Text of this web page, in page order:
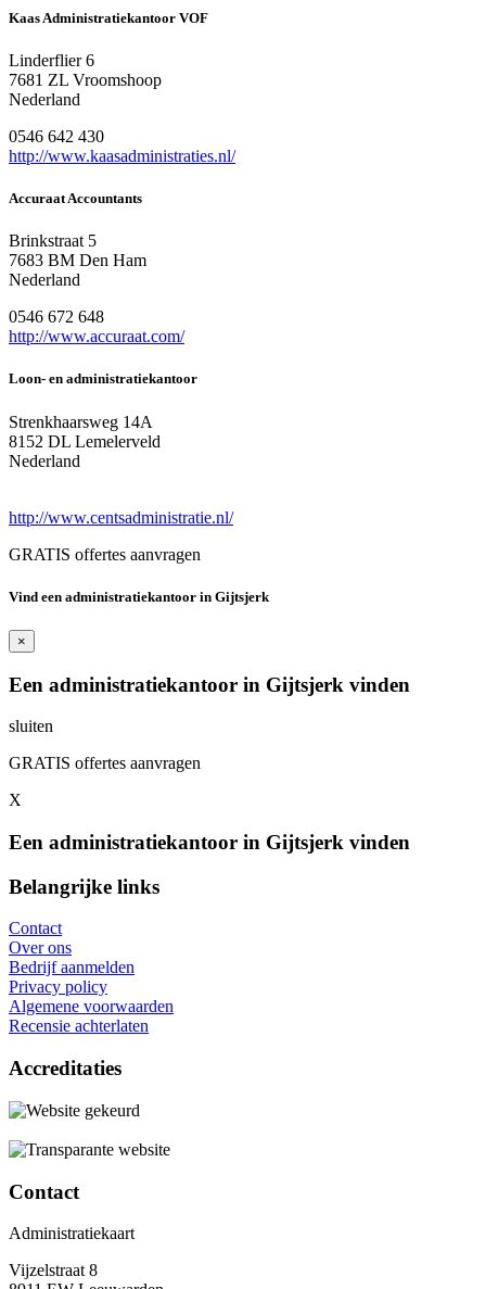
Kaas Administratiekantoor VOF
Linderflier 6
7681 ZL Vroomshoop
Nederland
0546 642 430
http://www.kaasadministraties.nl/
Accuraat Accountants
Brinkstraat 5
7683 BM Den Ham
Nederland
0546 672 648
http://www.accuraat.com/
Loon- en administratiekantoor
Strenkhaarsweg 14A
8152 DL Lemelerveld
Nederland
http://www.centsadministratie.nl/
GRATIS offertes aanvragen
Vind een administratiekantoor in Gijtsjerk
×
Een administratiekantoor in Gijtsjerk vinden
sluiten
GRATIS offertes aanvragen
X
Een administratiekantoor in Gijtsjerk vinden
Belangrijke links
Contact
Over ons
Bedrijf aanmelden
Privacy policy
Algemene voorwaarden
Recensie achterlaten
Accreditaties
Contact
Administratiekaart
Vijzelstraat 8